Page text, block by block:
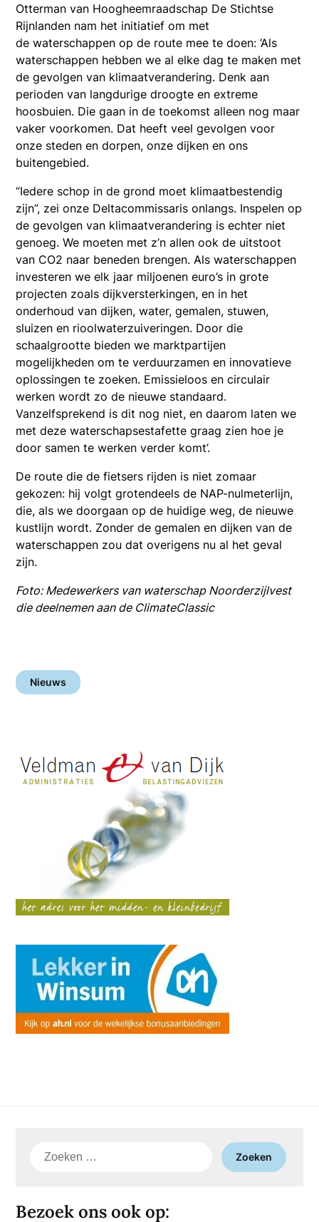
Otterman van Hoogheemraadschap De Stichtse
Rijnlanden nam het initiatief om met
de waterschappen op de route mee te doen: ‘Als
waterschappen hebben we al elke dag te maken met
de gevolgen van klimaatverandering. Denk aan
perioden van langdurige droogte en extreme
hoosbuien. Die gaan in de toekomst alleen nog maar
vaker voorkomen. Dat heeft veel gevolgen voor
onze steden en dorpen, onze dijken en ons
buitengebied.
“Iedere schop in de grond moet klimaatbestendig
zijn”, zei onze Deltacommissaris onlangs. Inspelen op
de gevolgen van klimaatverandering is echter niet
genoeg. We moeten met z’n allen ook de uitstoot
van CO2 naar beneden brengen. Als waterschappen
investeren we elk jaar miljoenen euro’s in grote
projecten zoals dijkversterkingen, en in het
onderhoud van dijken, water, gemalen, stuwen,
sluizen en rioolwaterzuiveringen. Door die
schaalgrootte bieden we marktpartijen
mogelijkheden om te verduurzamen en innovatieve
oplossingen te zoeken. Emissieloos en circulair
werken wordt zo de nieuwe standaard.
Vanzelfsprekend is dit nog niet, en daarom laten we
met deze waterschapsestafette graag zien hoe je
door samen te werken verder komt’.
De route die de fietsers rijden is niet zomaar
gekozen: hij volgt grotendeels de NAP-nulmeterlijn,
die, als we doorgaan op de huidige weg, de nieuwe
kustlijn wordt. Zonder de gemalen en dijken van de
waterschappen zou dat overigens nu al het geval
zijn.
Foto: Medewerkers van waterschap Noorderzijlvest
die deelnemen aan de ClimateClassic
Nieuws
Zoeken
Bezoek ons ook op: